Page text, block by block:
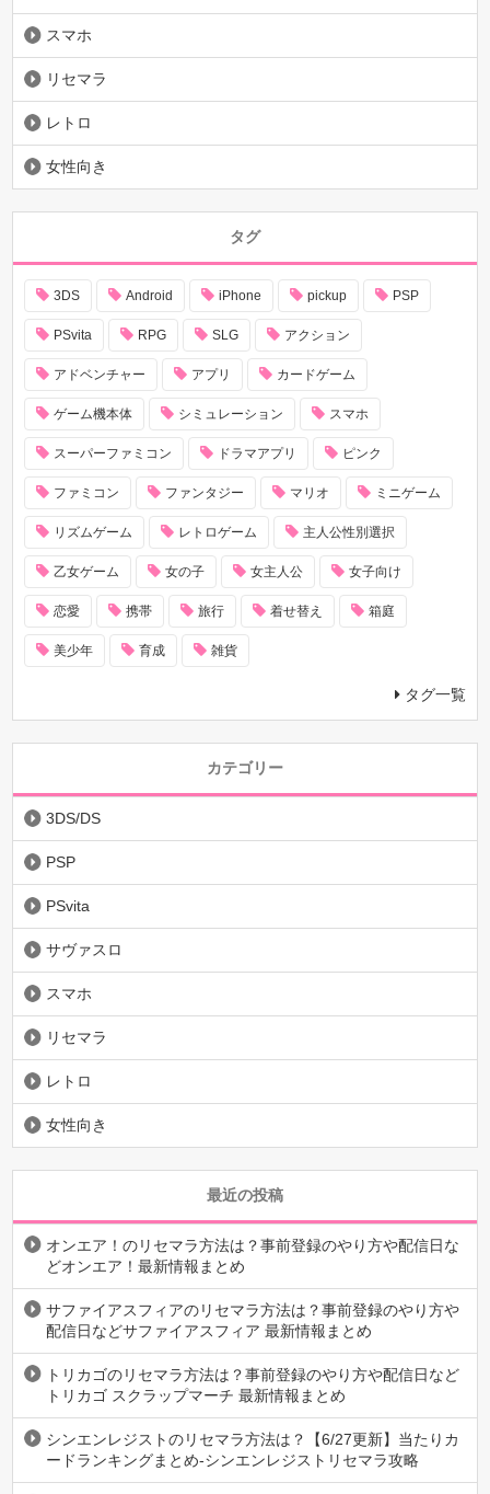
スマホ
リセマラ
レトロ
女性向き
タグ
3DS Android iPhone pickup PSP
PSvita RPG SLG アクション
アドベンチャー アプリ カードゲーム
ゲーム機本体 シミュレーション スマホ
スーパーファミコン ドラマアプリ ピンク
ファミコン ファンタジー マリオ ミニゲーム
リズムゲーム レトロゲーム 主人公性別選択
乙女ゲーム 女の子 女主人公 女子向け
恋愛 携帯 旅行 着せ替え 箱庭
美少年 育成 雑貨
タグ一覧
カテゴリー
3DS/DS
PSP
PSvita
サヴァスロ
スマホ
リセマラ
レトロ
女性向き
最近の投稿
オンエア！のリセマラ方法は？事前登録のやり方や配信日な
どオンエア！最新情報まとめ
サファイアスフィアのリセマラ方法は？事前登録のやり方や
配信日などサファイアスフィア 最新情報まとめ
トリカゴのリセマラ方法は？事前登録のやり方や配信日など
トリカゴ スクラップマーチ 最新情報まとめ
シンエンレジストのリセマラ方法は？【6/27更新】当たりカ
ードランキングまとめ-シンエンレジストリセマラ攻略